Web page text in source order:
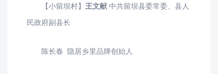
【小留坝村】 王文献中共留坝县委常委、县人
民政府副县长
陈长春 隐居乡里品牌创始人